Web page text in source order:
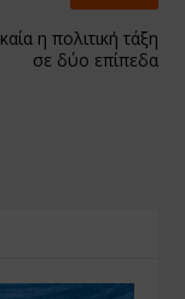
η πολιτική τάξη
σε δύο επίπεδα